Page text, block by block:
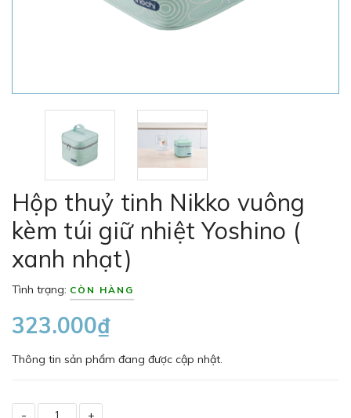
Hộp thuỷ tinh Nikko vuông
kèm túi giữ nhiệt Yoshino (
xanh nhạt)
Tình trạng: CÒN HÀNG
323.000₫
Thông tin sản phẩm đang được cập nhật.
- +